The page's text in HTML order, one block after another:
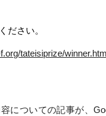
ださい。
tateisiprize/winner.html
についての記事が、